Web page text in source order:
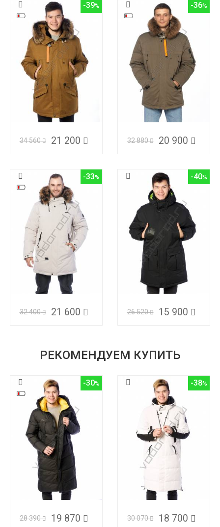
-39
34 560 21 200
-36
32 880 20 900
-33
32 400 21 600
-40
26 520 15 900
РЕКОМЕНДУЕМ КУПИТЬ
-30
28 390 19 870
-38
30 070 18 700